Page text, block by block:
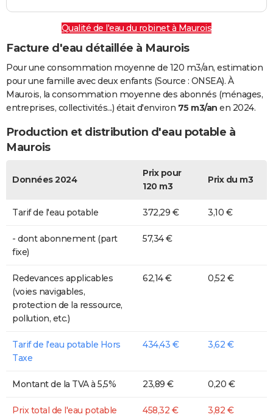
Qualité de l'eau du robinet à Maurois
Facture d'eau détaillée à Maurois
Pour une consommation moyenne de 120 m3/an, estimation
pour une famille avec deux enfants (Source : ONSEA). À
Maurois, la consommation moyenne des abonnés (ménages,
entreprises, collectivités...) était d'environ 75 m3/an en 2024.
Production et distribution d'eau potable à
Maurois
Données 2024
Prix pour
120 m3
Prix du m3
Tarif de l'eau potable 372,29 € 3,10 €
- dont abonnement (part
fixe)
57,34 €
Redevances applicables
(voies navigables,
protection de la ressource,
pollution, etc.)
62,14 € 0,52 €
Tarif de l'eau potable Hors
Taxe
434,43 € 3,62 €
Montant de la TVA à 5,5% 23,89 € 0,20 €
Prix total de l'eau potable 458,32 € 3,82 €